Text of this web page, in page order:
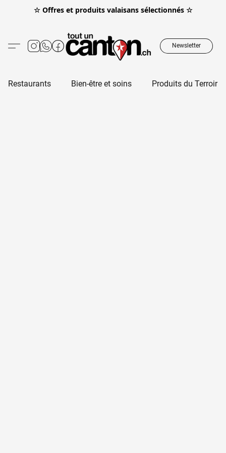
☆ Offres et produits valaisans sélectionnés ☆
Newsletter
Restaurants Bien-être et soins Produits du Terroir